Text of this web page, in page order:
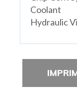
Coolant
Hydraulic